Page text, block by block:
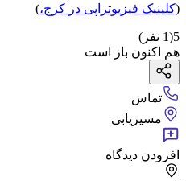
(کلینیک فیزیوتراپی در کرج،)
5
(
1 نفر)
هم اکنون باز است
تماس
مسیریابی
افزودن دیدگاه